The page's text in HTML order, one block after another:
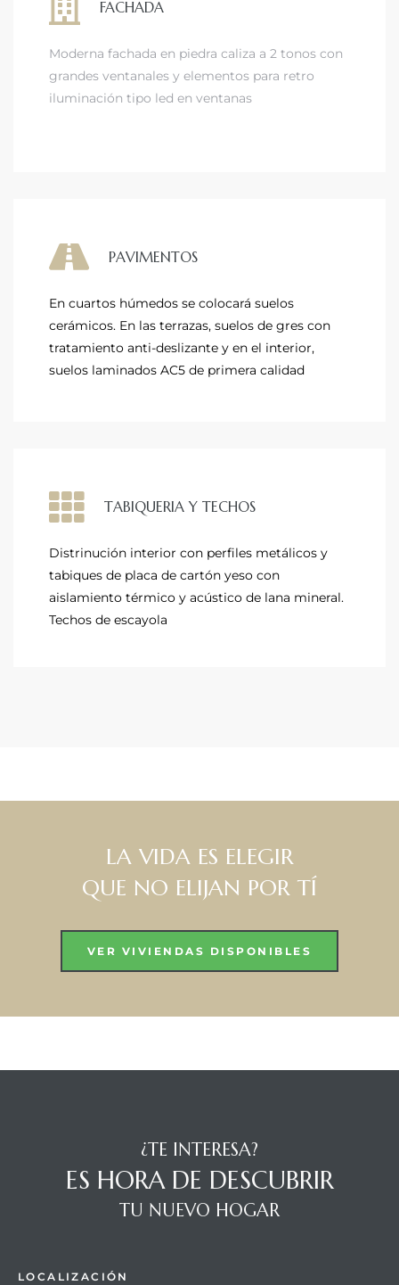
FACHADA
Moderna fachada en piedra caliza a 2 tonos con
grandes ventanales y elementos para retro
iluminación tipo led en ventanas
PAVIMENTOS
En cuartos húmedos se colocará suelos
cerámicos. En las terrazas, suelos de gres con
tratamiento anti-deslizante y en el interior,
suelos laminados AC5 de primera calidad
TABIQUERIA Y TECHOS
Distrinución interior con perfiles metálicos y
tabiques de placa de cartón yeso con
aislamiento térmico y acústico de lana mineral.
Techos de escayola
LA VIDA ES ELEGIR
QUE NO ELIJAN POR TÍ
VER VIVIENDAS DISPONIBLES
¿TE INTERESA?
ES HORA DE DESCUBRIR
TU NUEVO HOGAR
LOCALIZACIÓN